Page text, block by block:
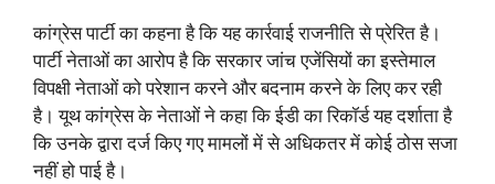
कांग्रेस पार्टी का कहना है कि यह कार्रवाई राजनीति से प्रेरित है।
पार्टी नेताओं का आरोप है कि सरकार जांच एजेंसियों का इस्तेमाल
विपक्षी नेताओं को परेशान करने और बदनाम करने के लिए कर रही
है। यूथ कांग्रेस के नेताओं ने कहा कि ईडी का रिकॉर्ड यह दर्शाता है
कि उनके द्वारा दर्ज किए गए मामलों में से अधिकतर में कोई ठोस सजा
नहीं हो पाई है।